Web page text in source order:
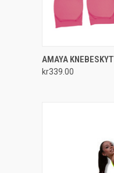
QUICK VIEW
Compare
AMAYA
kr339.00